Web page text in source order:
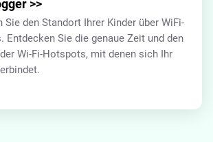
>>
Sie den Standort Ihrer Kinder über WiFi-
Entdecken Sie die genaue Zeit und den
Wi-Fi-Hotspots, mit denen sich Ihr